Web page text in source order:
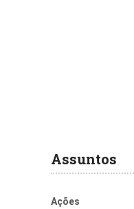
Assuntos
Ações